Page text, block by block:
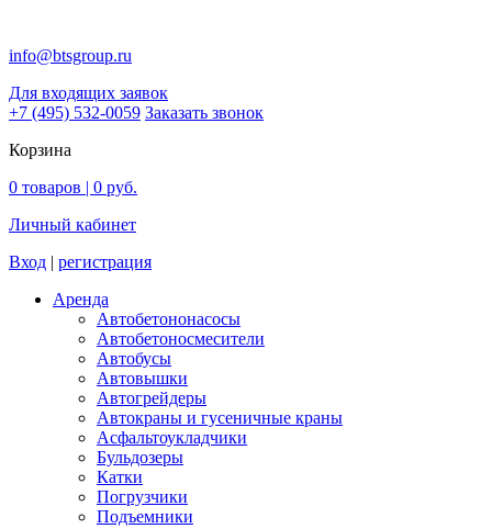
info@btsgroup.ru
Для входящих заявок
+7 (495) 532-0059 Заказать звонок
Корзина
0 товаров | 0 руб.
Личный кабинет
Вход | регистрация
Аренда
Автобетононасосы
Авто­бетоно­смесители
Автобусы
Автовышки
Автогрейдеры
Автокраны и гусеничные краны
Асфальтоукладчики
Бульдозеры
Катки
Погрузчики
Подъемники